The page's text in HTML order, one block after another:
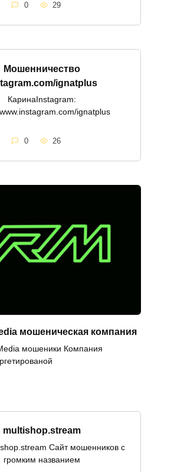
0 29
Мошенничество
ignatplus
КаринаInstagram:
ignatplus
0 26
мошеническая компания
мошеники Компания
multishop.stream
Сайт мошенников с
громким названием